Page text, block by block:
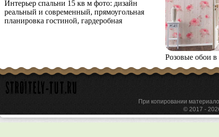
Интерьер спальни 15 кв м фото: дизайн
реальный и современный, прямоугольная
планировка гостиной, гардеробная
Розовые обои в
При копировании
© 2017 -